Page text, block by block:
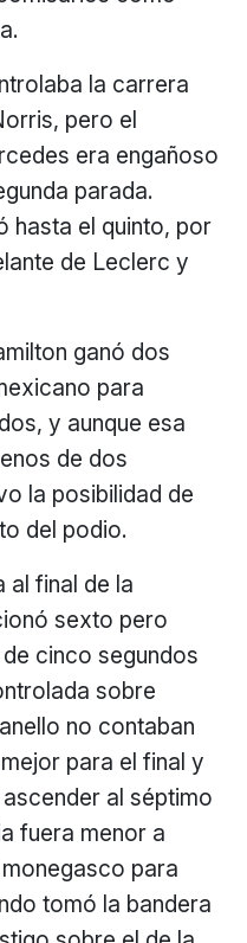
la carrera
pero el
era engañoso
parada.
hasta el quinto, por
de Leclerc y
ganó dos
para
y aunque esa
de dos
la posibilidad de
del podio.
al final de la
sexto pero
cinco segundos
sobre
no contaban
para el final y
al séptimo
fuera menor a
para
tomó la bandera